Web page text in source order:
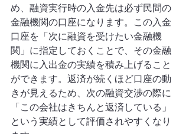
め、融資実行時の入金先は必ず民間の
金融機関の口座になります。この入金
口座を「次に融資を受けたい金融機
関」に指定しておくことで、その金融
機関に入出金の実績を積み上げること
ができます。返済が続くほど口座の動
きが見えるため、次の融資交渉の際に
「この会社はきちんと返済している」
という実績として評価されやすくなり